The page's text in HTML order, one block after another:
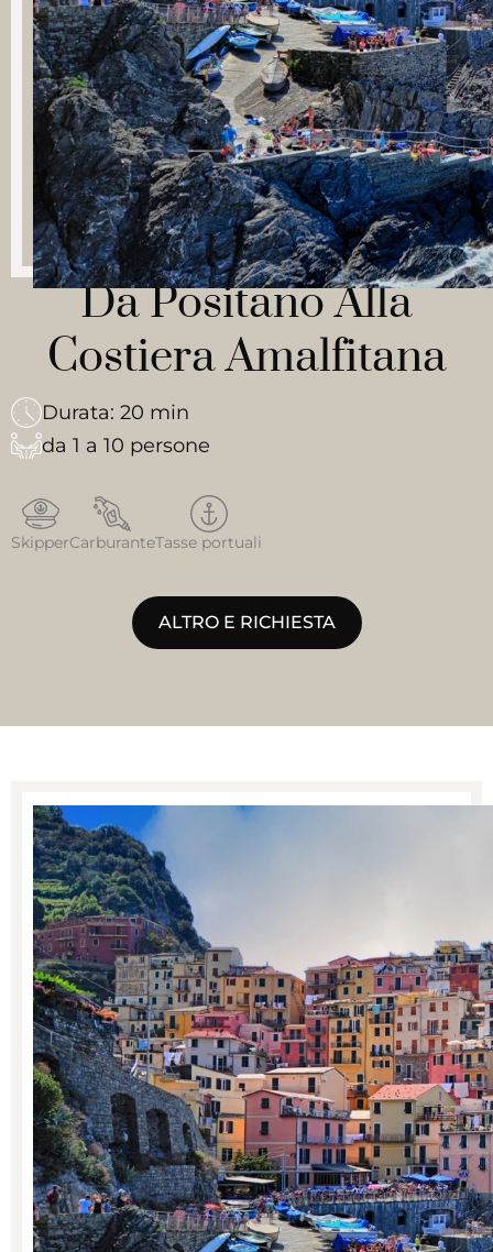
Da Positano Alla
Costiera Amalfitana
Durata: 20 min
da 1 a 10 persone
SkipperCarburanteTasse portuali
ALTRO E RICHIESTA